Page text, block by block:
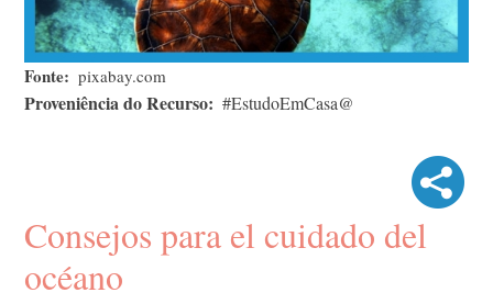
Fonte pixabay​.com
Proveniência do Recurso #EstudoEmCasa@
Consejos para el cuidado del
océano